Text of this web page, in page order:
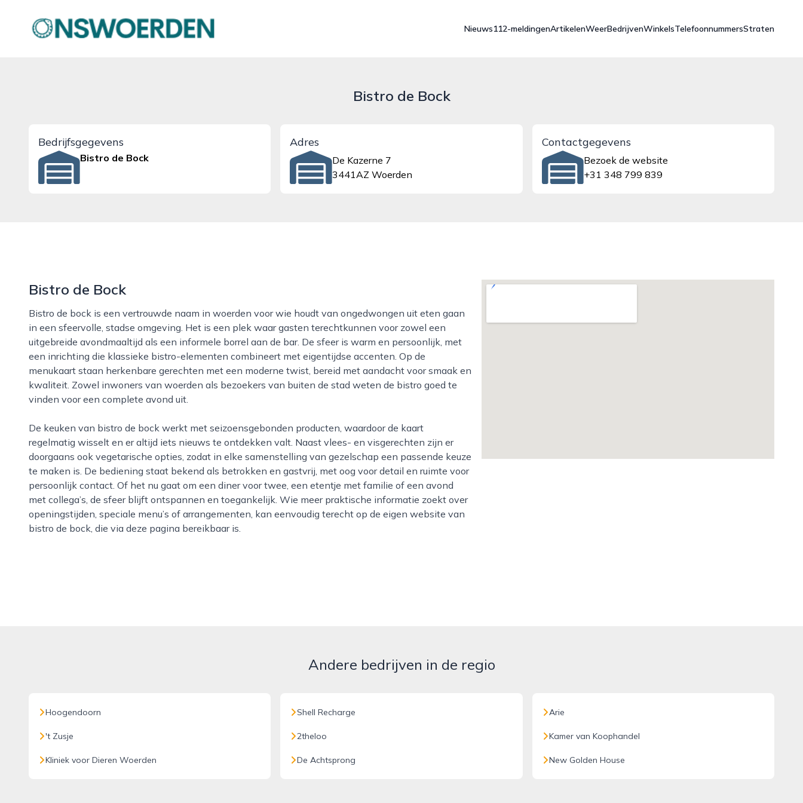
onswoerden.nl
Nieuws112-meldingenArtikelenWeerBedrijvenWinkelsTelefoonnummersStraten
Bistro de Bock
Bedrijfsgegevens
Bistro de Bock
Adres
De Kazerne 7
3441AZ Woerden
Contactgegevens
Bezoek de website
+31 348 799 839
Bistro de Bock
Bistro de bock is een vertrouwde naam in woerden voor wie houdt van ongedwongen uit eten gaan
in een sfeervolle, stadse omgeving. Het is een plek waar gasten terechtkunnen voor zowel een
uitgebreide avondmaaltijd als een informele borrel aan de bar. De sfeer is warm en persoonlijk, met
een inrichting die klassieke bistro-elementen combineert met eigentijdse accenten. Op de
menukaart staan herkenbare gerechten met een moderne twist, bereid met aandacht voor smaak en
kwaliteit. Zowel inwoners van woerden als bezoekers van buiten de stad weten de bistro goed te
vinden voor een complete avond uit.
De keuken van bistro de bock werkt met seizoensgebonden producten, waardoor de kaart
regelmatig wisselt en er altijd iets nieuws te ontdekken valt. Naast vlees- en visgerechten zijn er
doorgaans ook vegetarische opties, zodat in elke samenstelling van gezelschap een passende keuze
te maken is. De bediening staat bekend als betrokken en gastvrij, met oog voor detail en ruimte voor
persoonlijk contact. Of het nu gaat om een diner voor twee, een etentje met familie of een avond
met collega’s, de sfeer blijft ontspannen en toegankelijk. Wie meer praktische informatie zoekt over
openingstijden, speciale menu’s of arrangementen, kan eenvoudig terecht op de eigen website van
bistro de bock, die via deze pagina bereikbaar is.
Andere bedrijven in de regio
Hoogendoorn
't Zusje
Kliniek voor Dieren Woerden
Shell Recharge
2theloo
De Achtsprong
Arie
Kamer van Koophandel
New Golden House